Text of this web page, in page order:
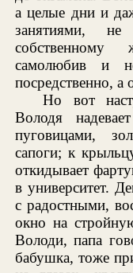
а целые дни и
занятиями,
самолюбив и
посредственно, а
Но вот
Володя
пуговицами,
сапоги; к
откидывает
в университет.
с радостными,
окно на
Володи, папа
бабушка, тоже